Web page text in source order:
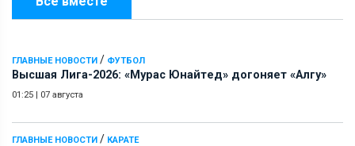
ГЛАВНЫЕ НОВОСТИ / ФУТБОЛ
Высшая Лига-2026: «Мурас Юнайтед» догоняет «Алгу»
01:25 | 07 августа
ГЛАВНЫЕ НОВОСТИ / КАРАТЕ